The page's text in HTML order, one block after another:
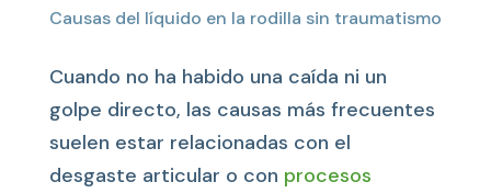
Causas del líquido en la rodilla sin traumatismo
Cuando no ha habido una caída ni un
golpe directo, las causas más frecuentes
suelen estar relacionadas con el
desgaste articular o con procesos